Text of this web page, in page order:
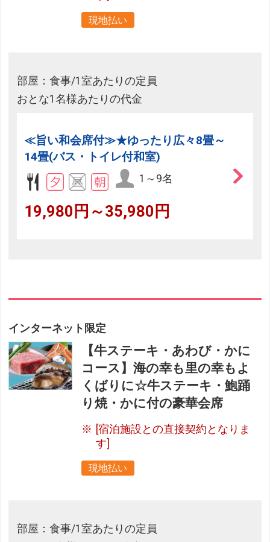
現地払い
部屋：食事/1室あたりの定員
おとな1名様あたりの代金
≪旨い和会席付≫★ゆったり広々8畳～
14畳(バス・トイレ付和室)
1～9名
19,980円～35,980円
インターネット限定
【牛ステーキ・あわび・かに
コース】海の幸も里の幸もよ
くばりに☆牛ステーキ・鮑踊
り焼・かに付の豪華会席
[宿泊施設との直接契約となりま
す]
現地払い
部屋：食事/1室あたりの定員